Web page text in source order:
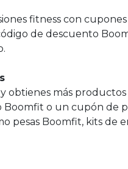
fitness con
de descuento
más productos
o un cupón de
pesas Boomfit, kits